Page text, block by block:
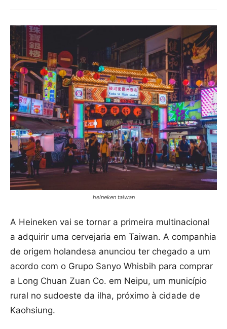
heineken taiwan
A Heineken vai se tornar a primeira multinacional
a adquirir uma cervejaria em Taiwan. A companhia
de origem holandesa anunciou ter chegado a um
acordo com o Grupo Sanyo Whisbih para comprar
a Long Chuan Zuan Co. em Neipu, um município
rural no sudoeste da ilha, próximo à cidade de
Kaohsiung.